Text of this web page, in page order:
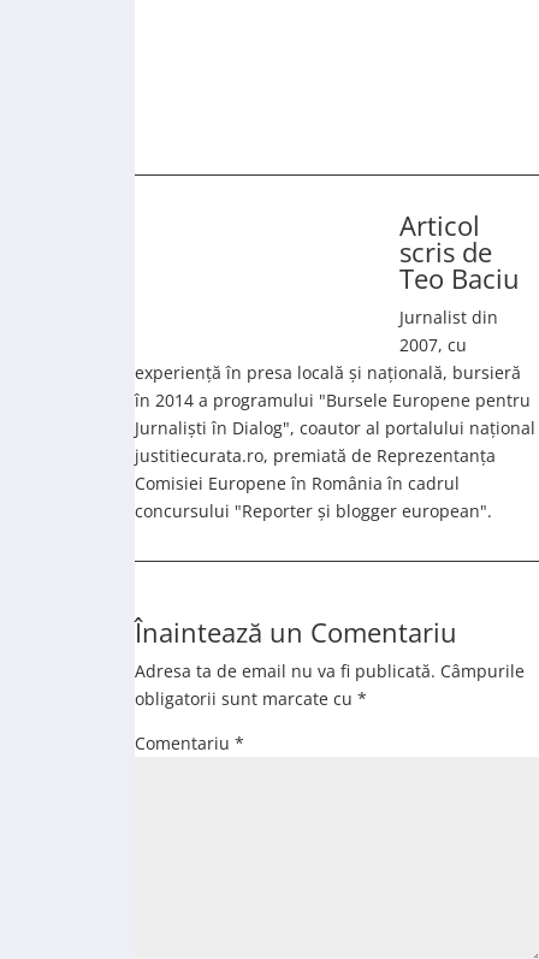
Articol
scris de
Teo Baciu
Jurnalist din
2007, cu
experiență în presa locală și națională, bursieră
în 2014 a programului "Bursele Europene pentru
Jurnaliști în Dialog", coautor al portalului național
justitiecurata.ro, premiată de Reprezentanța
Comisiei Europene în România în cadrul
concursului "Reporter și blogger european".
Înaintează un Comentariu
Adresa ta de email nu va fi publicată. Câmpurile
obligatorii sunt marcate cu *
Comentariu *